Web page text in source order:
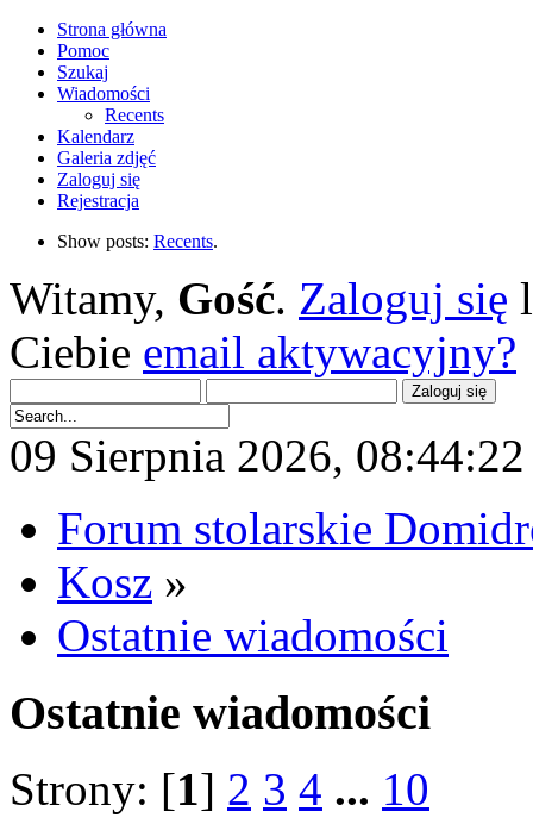
Strona główna
Pomoc
Szukaj
Wiadomości
Recents
Kalendarz
Galeria zdjęć
Zaloguj się
Rejestracja
Show posts: Recents.
Witamy, Gość. Zaloguj się
Ciebie email aktywacyjny?
09 Sierpnia 2026,
Forum stolarskie
Kosz »
Ostatnie wiadomości
Ostatnie wiadomości
Strony: [1] 2 3 4 ... 10